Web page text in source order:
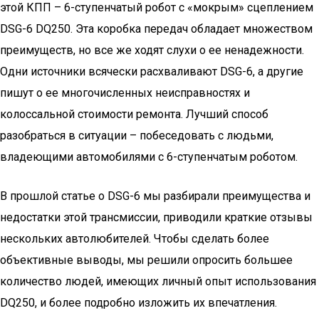
этой КПП – 6-ступенчатый робот с «мокрым» сцеплением
DSG-6 DQ250. Эта коробка передач обладает множеством
преимуществ, но все же ходят слухи о ее ненадежности.
Одни источники всячески расхваливают DSG-6, а другие
пишут о ее многочисленных неисправностях и
колоссальной стоимости ремонта. Лучший способ
разобраться в ситуации – побеседовать с людьми,
владеющими автомобилями с 6-ступенчатым роботом.
В прошлой статье о DSG-6 мы разбирали преимущества и
недостатки этой трансмиссии, приводили краткие отзывы
нескольких автолюбителей. Чтобы сделать более
объективные выводы, мы решили опросить большее
количество людей, имеющих личный опыт использования
DQ250, и более подробно изложить их впечатления.